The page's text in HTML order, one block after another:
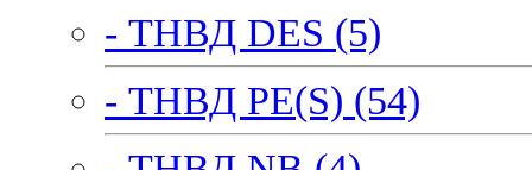
- ТНВД DES (5)
- ТНВД PE(S) (54)